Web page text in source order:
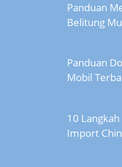
Panduan
Belitung
Panduan
Mobil
10
Import